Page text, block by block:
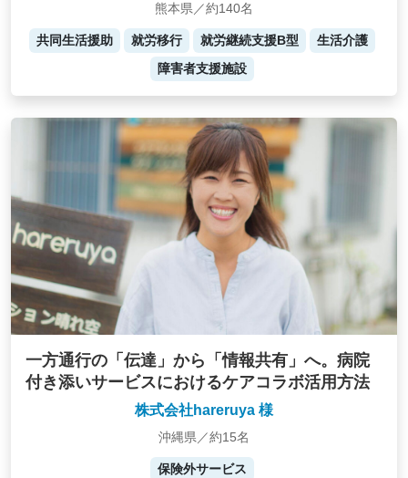
熊本県／約140名
共同生活援助 就労移行 就労継続支援B型
生活介護
障害者支援施設
一方通行の「伝達」から「情報共有」へ。病院
付き添いサービスにおけるケアコラボ活用方法
株式会社hareruya 様
沖縄県／約15名
保険外サービス